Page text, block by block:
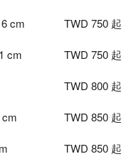
）
cm TWD 750 起
cm TWD 750 起
TWD 800 起
TWD 850 起
TWD 850 起